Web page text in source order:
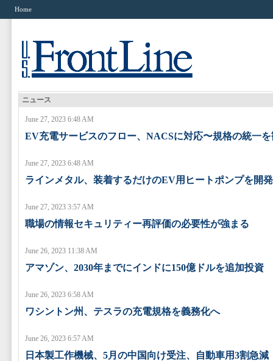
Home
ニュース
June 27, 2023 6:48 AM
EV充電サービスのフロー、NACSに対応〜規格の統一
June 27, 2023 6:48 AM
ラインメタル、装着するだけのEV用ヒートポンプを開発
June 27, 2023 3:57 AM
職場の情報セキュリティー再評価の必要性が強まる
June 26, 2023 11:38 AM
アマゾン、2030年までにインドに150億ドルを追加投資
June 26, 2023 6:58 AM
ワシントン州、テスラの充電規格を義務化へ
June 26, 2023 6:57 AM
日本製工作機械、5月の中国向け受注、自動車用3割急減